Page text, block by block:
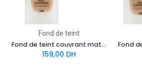
Fond de teint
Fond de teint couvrant mat SPF 15 n° 05 – Beige clair
159,00 DH